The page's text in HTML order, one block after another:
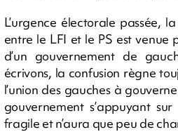
L’urgence électorale passée,
entre le LFI et le PS est
d’un gouvernement de
écrivons, la confusion règne
l’union des gauches à
gouvernement s’appuyant
fragile et n’aura que peu de